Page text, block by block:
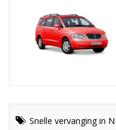
Snelle vervanging in